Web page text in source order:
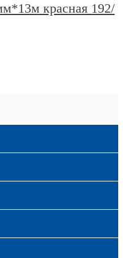
красная 192/